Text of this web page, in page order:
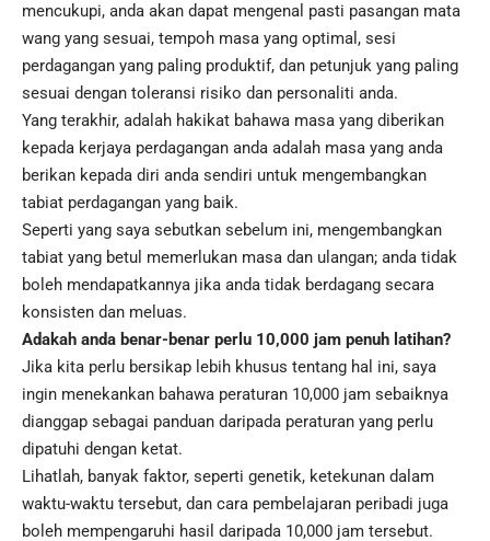
mencukupi, anda akan dapat mengenal pasti pasangan mata
wang yang sesuai, tempoh masa yang optimal, sesi
perdagangan yang paling produktif, dan petunjuk yang paling
sesuai dengan toleransi risiko dan personaliti anda.
Yang terakhir, adalah hakikat bahawa masa yang diberikan
kepada kerjaya perdagangan anda adalah masa yang anda
berikan kepada diri anda sendiri untuk mengembangkan
tabiat perdagangan yang baik.
Seperti yang saya sebutkan sebelum ini, mengembangkan
tabiat yang betul memerlukan masa dan ulangan; anda tidak
boleh mendapatkannya jika anda tidak berdagang secara
konsisten dan meluas.
Adakah anda benar-benar perlu 10,000 jam penuh latihan?
Jika kita perlu bersikap lebih khusus tentang hal ini, saya
ingin menekankan bahawa peraturan 10,000 jam sebaiknya
dianggap sebagai panduan daripada peraturan yang perlu
dipatuhi dengan ketat.
Lihatlah, banyak faktor, seperti genetik, ketekunan dalam
waktu-waktu tersebut, dan cara pembelajaran peribadi juga
boleh mempengaruhi hasil daripada 10,000 jam tersebut.